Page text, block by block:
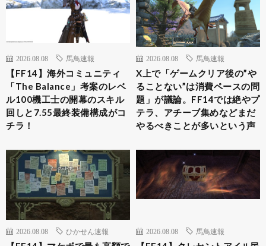
2026.08.08 馬鳥速報
【FF14】海外コミュニティ
「The Balance」考案のレベ
ル100機工士の開幕のスキル
回しと7.55最終装備構成がコ
チラ！
2026.08.08 馬鳥速報
X上で「ゲームクリア後の”や
ることない”は消費ペースの問
題」が議論。FF14では絶やプ
テラ、アチーブ集めなどまだ
やるべきことが多いという声
2026.08.08 ひかせん速報 2026.08.08 馬鳥速報